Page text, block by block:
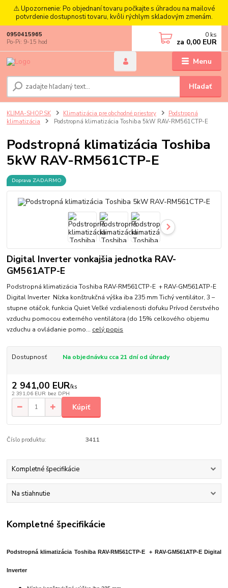
⚠️ Upozornenie: Po objednaní tovaru počkajte s úhradou na mailové
potvrdenie dostupnosti tovaru, kvôli rýchlym skladovým zmenám.
Menu
Hľadať
0950415965
Po-Pi: 9-15 hod
0 ks
za 0,00 EUR
KLIMA-SHOP.SK Klimatizácia pre obchodné priestory
Podstropná
klimatizácia
Podstropná klimatizácia Toshiba 5kW RAV-RM561CTP-E
Podstropná klimatizácia Toshiba
5kW RAV-RM561CTP-E
Doprava ZADARMO
Digital Inverter vonkajšia jednotka RAV-
GM561ATP-E
Podstropná klimatizácia Toshiba RAV-RM561CTP-E + RAV-GM561ATP-E
Digital Inverter Nízka konštrukčná výška iba 235 mm Tichý ventilátor, 3 –
stupne otáčok, funkcia Quiet Veľké vzdialenosti dofuku Prívod čerstvého
vzduchu pomocou externého ventilátora (do 15% celkového objemu
vzduchu a ovládanie pomo... celý popis
Dostupnosť Na objednávku cca 21 dní od úhrady
2 941,00 EUR/ks
2 391,06 EUR bez DPH
Kúpiť
Číslo produktu: 3411
Kompletné špecifikácie
Na stiahnutie
Kompletné špecifikácie
Podstropná klimatizácia Toshiba RAV-RM561CTP-E + RAV-GM561ATP-E Digital
Inverter